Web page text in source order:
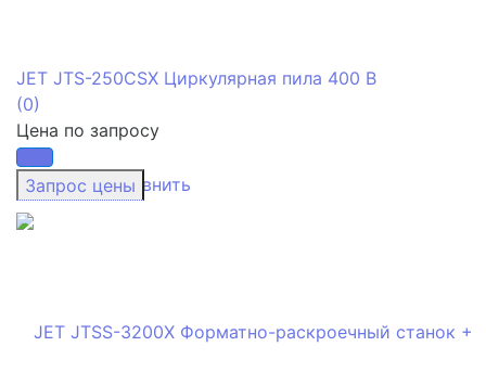
избранное сравнить
JET JTS-250CSX Циркулярная пила 400 В
(0)
Цена по запросу